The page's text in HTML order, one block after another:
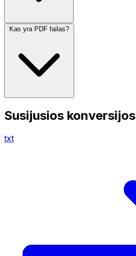
Kas yra PDF failas?
Susijusios konversijos
txt